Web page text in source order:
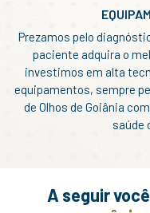
Prezamos pelo
paciente adquira o
investimos em alta
equipamentos, sempre
de Olhos de Goiânia
saúde
A seguir